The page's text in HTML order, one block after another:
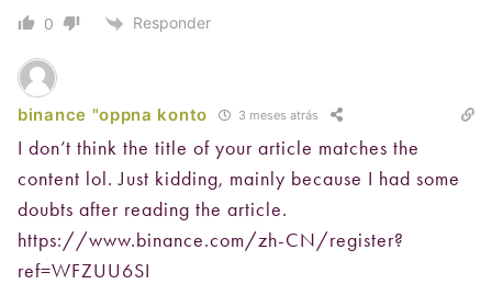
0 Responder
binance "oppna konto 3 meses atrás
I don’t think the title of your article matches the
content lol. Just kidding, mainly because I had some
doubts after reading the article.
https://www.binance.com/zh-CN/register?
ref=WFZUU6SI